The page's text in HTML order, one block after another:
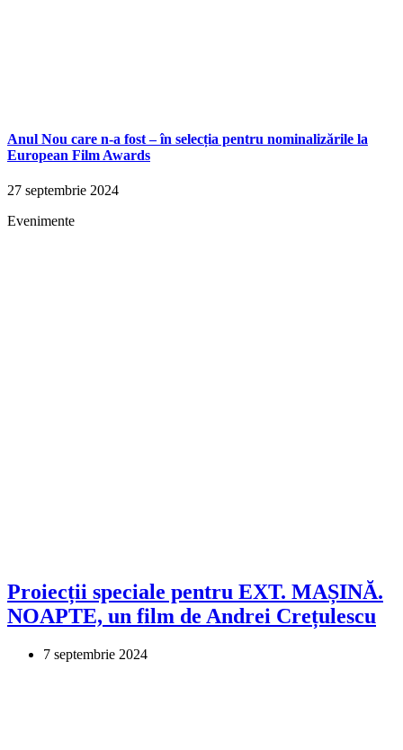
Anul Nou care n-a fost – în selecția pentru nominalizările la
European Film Awards
27 septembrie 2024
Evenimente
Proiecții speciale pentru EXT. MAȘINĂ.
NOAPTE, un film de Andrei Crețulescu
7 septembrie 2024